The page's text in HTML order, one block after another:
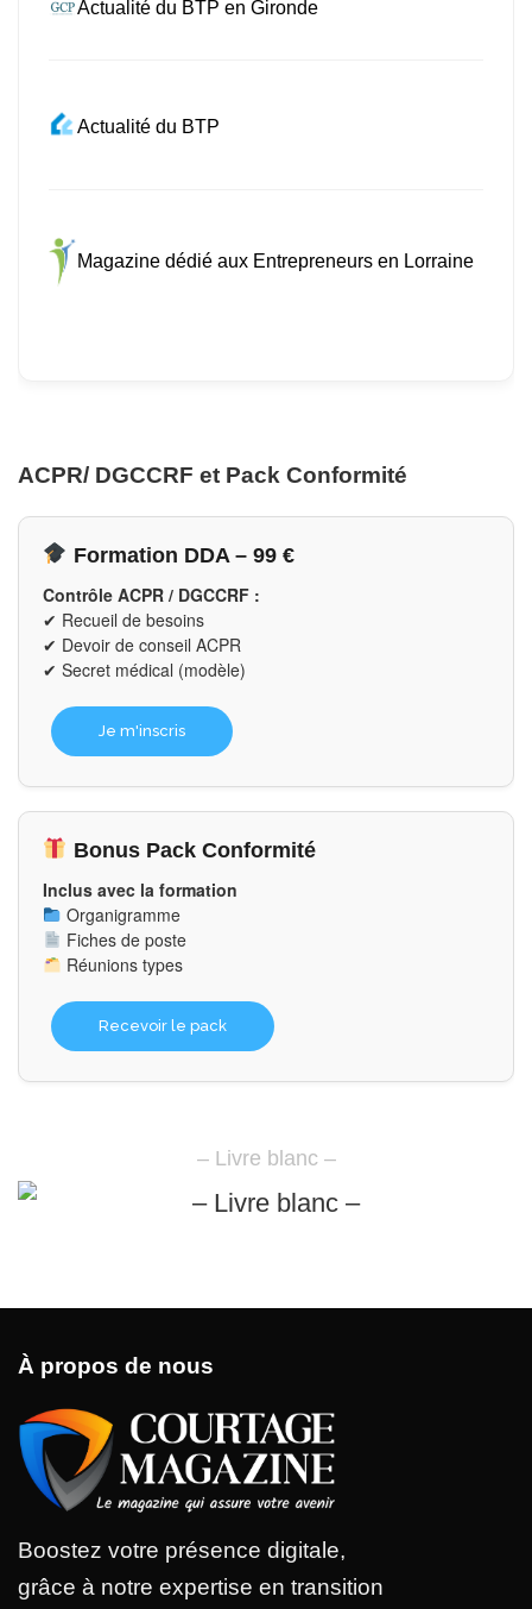
Actualité du BTP en Gironde
Actualité du BTP
Magazine dédié aux Entrepreneurs en Lorraine
ACPR/ DGCCRF et Pack Conformité
Formation DDA – 99 €
Contrôle ACPR / DGCCRF :
✔ Recueil de besoins
✔ Devoir de conseil ACPR
✔ Secret médical (modèle)
Je m'inscris
Bonus Pack Conformité
Inclus avec la formation
Organigramme
Fiches de poste
Réunions types
Recevoir le pack
– Livre blanc –
À propos de nous
Boostez votre présence digitale,
grâce à notre expertise en transition